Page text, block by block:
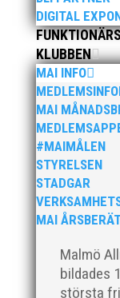
DIGITAL
KLUBBEN
MAI INFO
MAI
#MAIMÅLEN
STYRELSEN
STADGAR
MAI
Malmö
bildades
största
»
»
MAI
barnen får